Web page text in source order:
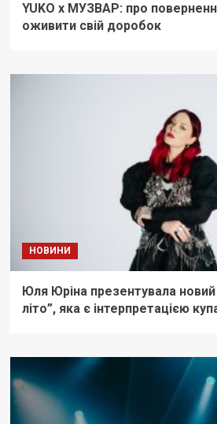
YUKO x МУЗВАР: про
оживити свій доробок
НОВИНИ
Юля Юріна презентувала
літо”, яка є інтерпретацією